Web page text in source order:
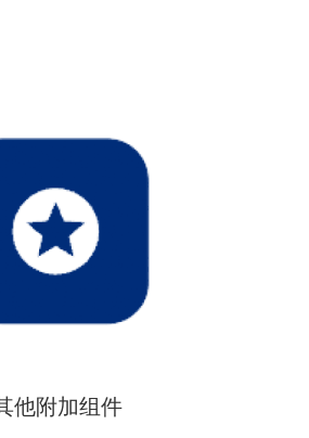
他附加组件